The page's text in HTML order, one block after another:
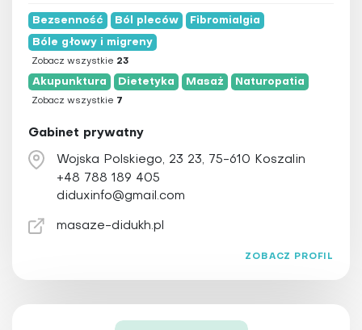
Pilates
Pinoterapia
Plazmoterapia
Psychoterapia
Refleksologia
Reiki
Świecowanie uszu
Bezsenność Ból pleców Fibromialgia
Bóle głowy i migreny
Zobacz wszystkie 23
Akupunktura Dietetyka Masaż Naturopatia
Zobacz wszystkie 7
Gabinet prywatny
Wojska Polskiego, 23 23, 75-610 Koszalin
+48 788 189 405
diduxinfo@gmail.com
masaze-didukh.pl
ZOBACZ PROFIL